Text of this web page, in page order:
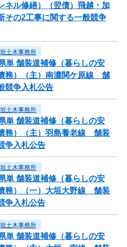
ネル修繕）（翌債）飛越・加
その2工事に関する一般競争
土木事務所
舗装道補修（暮らしの安
務）（主）南濃関ケ原線 舗
競争入札公告
土木事務所
舗装道補修（暮らしの安
務）（主）羽島養老線 舗装
争入札公告
土木事務所
舗装道補修（暮らしの安
務）（一）大垣大野線 舗装
争入札公告
土木事務所
舗装道補修（暮らしの安